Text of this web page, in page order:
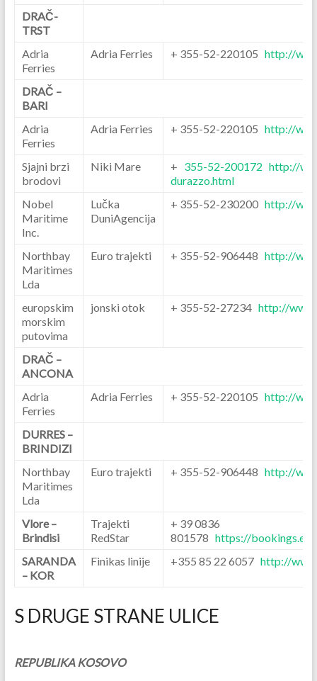
DRAČ-
TRST
Adria
Ferries
Adria Ferries + 355-52-220105 http://
DRAČ –
BARI
Adria
Ferries
Adria Ferries + 355-52-220105 http://
Sjajni brzi
brodovi
Niki Mare + 355-52-200172 http://
durazzo.html
Nobel
Maritime
Inc.
Lučka
DuniAgencija
+ 355-52-230200 http://
Northbay
Maritimes
Lda
Euro trajekti + 355-52-906448 http://
europskim
morskim
putovima
jonski otok + 355-52-27234 http://
DRAČ –
ANCONA
Adria
Ferries
Adria Ferries + 355-52-220105 http://
DURRES –
BRINDIZI
Northbay
Maritimes
Lda
Euro trajekti + 355-52-906448 http://
Vlore –
Brindisi
Trajekti
RedStar
+ 39 0836
801578 https://
SARANDA
– KOR
Finikas linije +355 85 22 6057 http://
S DRUGE STRANE ULICE
REPUBLIKA KOSOVO